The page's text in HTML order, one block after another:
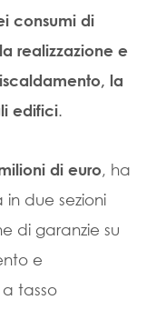
consumi di
realizzazione e
la
edifici.
di euro, ha
due sezioni
di garanzie su
e
a tasso